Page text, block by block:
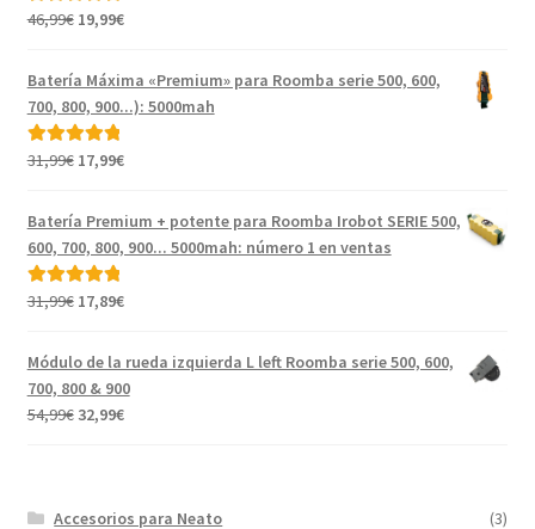
Valorado con
46,99€ El
original
era:
46,99€.
19,99€El
actual
es:
Batería Máxima «Premium» para Roomba serie 500, 600,
700, 800, 900...): 5000mah
Valorado con
31,99€ El
original
era:
31,99€.
17,99€El
actual
es:
Batería Premium + potente para Roomba Irobot SERIE 500,
600, 700, 800, 900... 5000mah: número 1 en ventas
Valorado con
31,99€ El
original
era:
31,99€.
17,89€El
actual
es:
17,89€.
Módulo de la rueda izquierda L left Roomba serie 500, 600,
700, 800 & 900
54,99€ El
54,99€.
32,99€El
32,99€.
Accesorios para Neato
(3)